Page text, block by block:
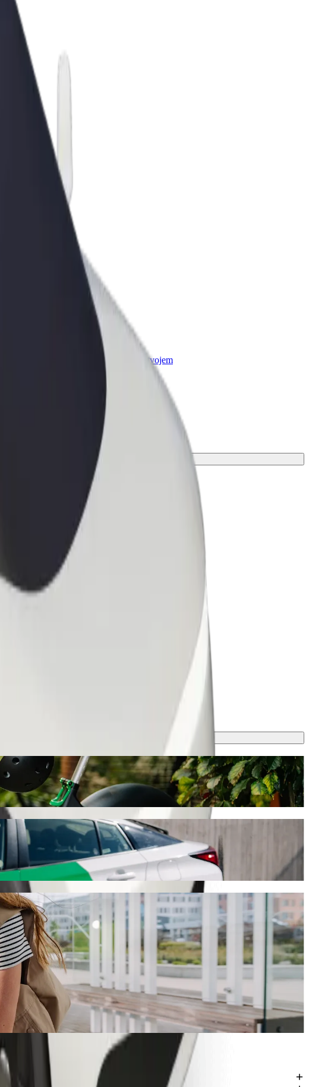
Bolt proizvodi i usluge prilagođeni tvojem
ovo putovanje će trajati oko 12 min i koštati otprilike 186,80 SEK SEK.